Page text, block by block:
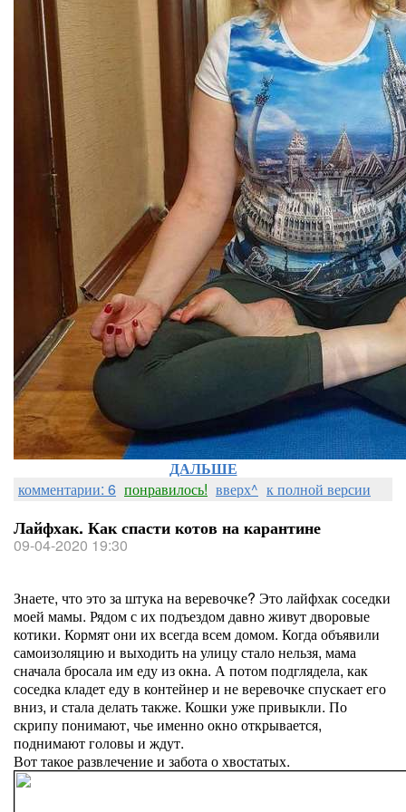
ДАЛЬШЕ
комментарии: 6 понравилось! вверх^ к полной версии
Лайфхак. Как спасти котов на карантине
09-04-2020 19:30
Знаете, что это за штука на веревочке? Это лайфхак соседки
моей мамы. Рядом с их подъездом давно живут дворовые
котики. Кормят они их всегда всем домом. Когда объявили
самоизоляцию и выходить на улицу стало нельзя, мама
сначала бросала им еду из окна. А потом подглядела, как
соседка кладет еду в контейнер и не веревочке спускает его
вниз, и стала делать также. Кошки уже привыкли. По
скрипу понимают, чье именно окно открывается,
поднимают головы и ждут.
Вот такое развлечение и забота о хвостатых.